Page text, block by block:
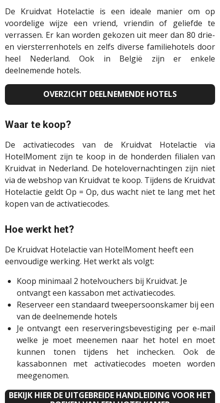
De Kruidvat Hotelactie is een ideale manier om op
voordelige wijze een vriend, vriendin of geliefde te
verrassen. Er kan worden gekozen uit meer dan 80 drie-
en viersterrenhotels en zelfs diverse familiehotels door
heel Nederland. Ook in België zijn er enkele
deelnemende hotels.
OVERZICHT DEELNEMENDE HOTELS
Waar te koop?
De activatiecodes van de Kruidvat Hotelactie via
HotelMoment zijn te koop in de honderden filialen van
Kruidvat in Nederland. De hotelovernachtingen zijn niet
via de webshop van Kruidvat te koop. Tijdens de Kruidvat
Hotelactie geldt Op = Op, dus wacht niet te lang met het
kopen van de activatiecodes.
Hoe werkt het?
De Kruidvat Hotelactie van HotelMoment heeft een
eenvoudige werking. Het werkt als volgt:
Koop minimaal 2 hotelvouchers bij Kruidvat. Je
ontvangt een kassabon met activatiecodes.
Reserveer een standaard tweepersoonskamer bij een
van de deelnemende hotels
Je ontvangt een reserveringsbevestiging per e-mail
welke je moet meenemen naar het hotel en moet
kunnen tonen tijdens het inchecken. Ook de
kassabonnen met activatiecodes moeten worden
meegenomen.
BEKIJK HIER DE UITGEBREIDE HANDLEIDING VOOR HET